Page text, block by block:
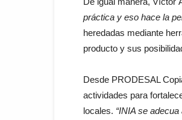
práctica y eso hace la
heredadas mediante
producto y sus
Desde PRODESAL
actividades para
locales. “INIA se